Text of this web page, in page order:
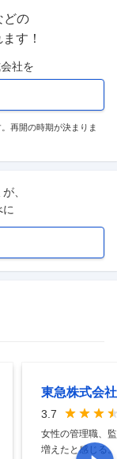
どの
す！
社を
再開の時期が決まりま
、
に
東急株式会社
3.7
女性の管理職、
増えたと感じる